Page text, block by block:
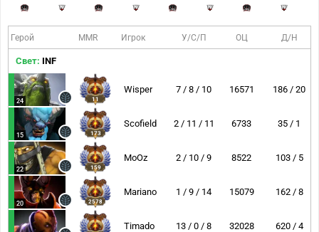
Герой MMR Игрок У/С/П ОЦ Д/Н
Свет: INF
24 11
Wisper 7 / 8 / 10 16571 186 / 20
15 173
Scofield 2 / 11 / 11 6733 35 / 1
22 159
MoOz 2 / 10 / 9 8522 103 / 5
20 2578
Mariano 1 / 9 / 14 15079 162 / 8
Timado 13 / 0 / 8 32028 620 / 4